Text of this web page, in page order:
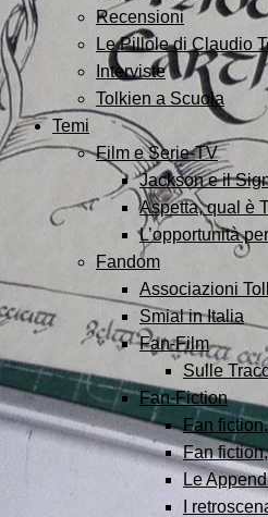
Recensioni
Le Pillole di Claudio
Interviste
Tolkien a Scuola
Temi
Film e Serie-TV
Jackson e il
Aspetta, qual è
L’opportunità
Fandom
Associazioni
Smial in Italia
Fan-Film
Sulle
Fan-Fiction
Fan
Fan
Le
I